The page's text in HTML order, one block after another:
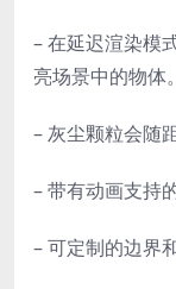
– 在延迟渲染模
亮场景中的物体。
– 灰尘颗粒会随
– 带有动画支持
– 可定制的边界